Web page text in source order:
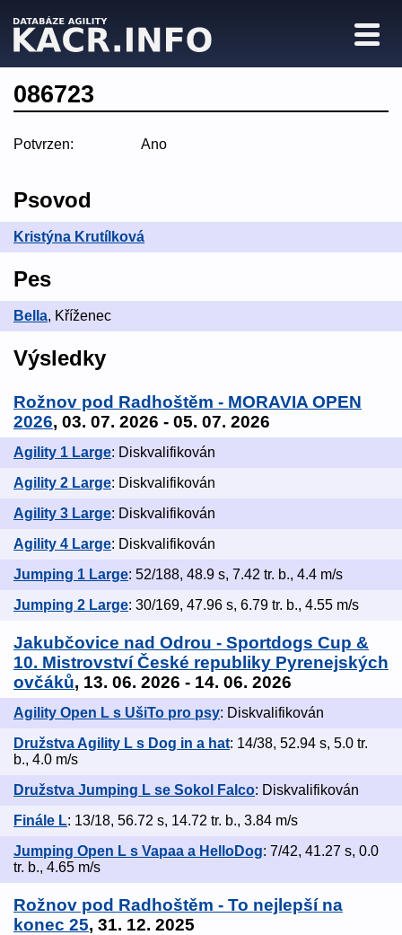
086723
Potvrzen: Ano
Psovod
Kristýna Krutílková
Pes
Bella, Kříženec
Výsledky
Rožnov pod Radhoštěm - MORAVIA OPEN
2026, 03. 07. 2026 - 05. 07. 2026
Agility 1 Large: Diskvalifikován
Agility 2 Large: Diskvalifikován
Agility 3 Large: Diskvalifikován
Agility 4 Large: Diskvalifikován
Jumping 1 Large: 52/188, 48.9 s, 7.42 tr. b., 4.4 m/s
Jumping 2 Large: 30/169, 47.96 s, 6.79 tr. b., 4.55 m/s
Jakubčovice nad Odrou - Sportdogs Cup &
10. Mistrovství České republiky Pyrenejských
ovčáků, 13. 06. 2026 - 14. 06. 2026
Agility Open L s UšiTo pro psy: Diskvalifikován
Družstva Agility L s Dog in a hat: 14/38, 52.94 s, 5.0 tr.
b., 4.0 m/s
Družstva Jumping L se Sokol Falco: Diskvalifikován
Finále L: 13/18, 56.72 s, 14.72 tr. b., 3.84 m/s
Jumping Open L s Vapaa a HelloDog: 7/42, 41.27 s, 0.0
tr. b., 4.65 m/s
Rožnov pod Radhoštěm - To nejlepší na
konec 25, 31. 12. 2025